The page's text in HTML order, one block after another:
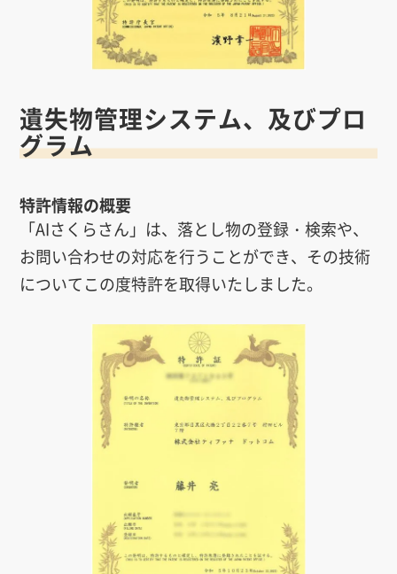
遺失物管理システム、及びプロ
グラム
特許情報の概要
「AIさくらさん」は、落とし物の登録・検索や、
お問い合わせの対応を行うことができ、その技術
についてこの度特許を取得いたしました。